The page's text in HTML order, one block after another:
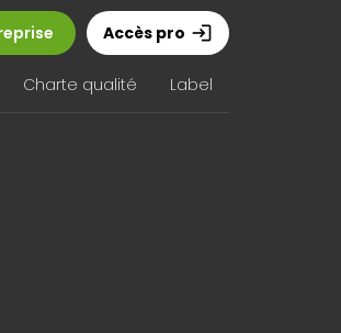
Accès pro login
Charte qualité Label